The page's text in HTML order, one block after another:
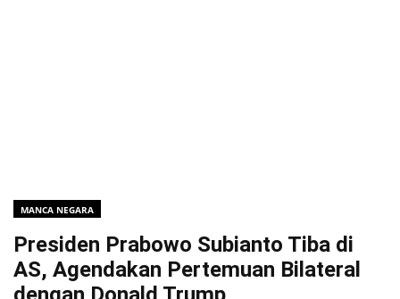
MANCA NEGARA
Presiden Prabowo Subianto Tiba di
AS, Agendakan Pertemuan Bilateral